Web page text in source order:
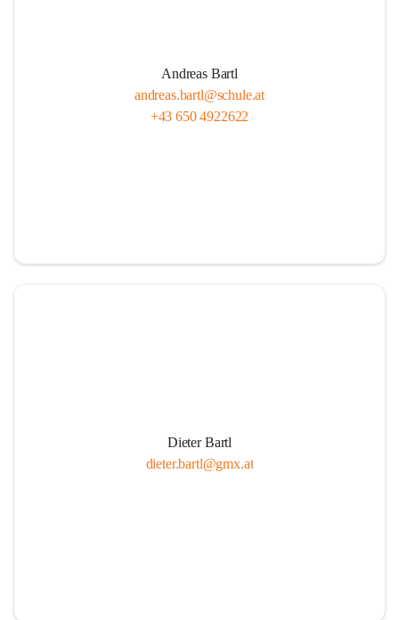
Andreas Bartl
andreas.bartl@schule.at
+43 650 4922622
Dieter Bartl
dieter.bartl@gmx.at